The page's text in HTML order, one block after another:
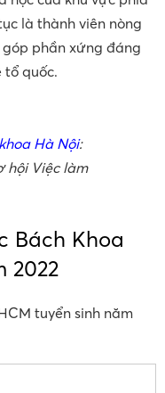
là thành viên nòng
góp phần xứng đáng
tổ quốc.
Hà Nội:
hội Việc làm
Bách Khoa
2022
tuyển sinh năm